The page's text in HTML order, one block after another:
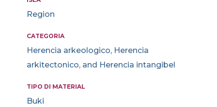
Region
CATEGORIA
Herencia arkeologico, Herencia
arkitectonico, and Herencia intangibel
TIPO DI MATERIAL
Buki